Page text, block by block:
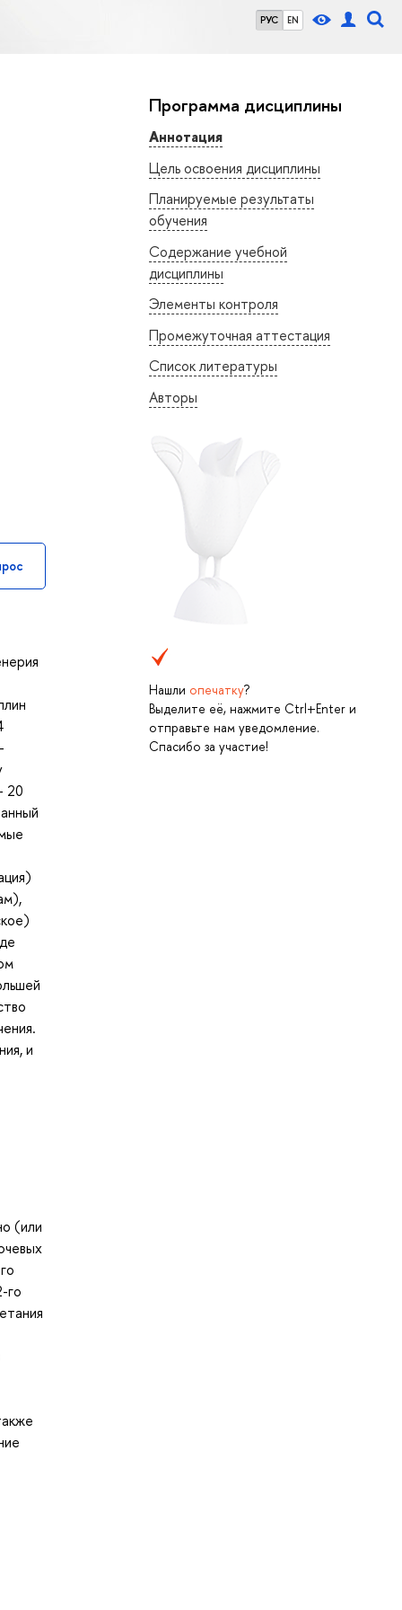
РУС EN
Программа дисциплины
Аннотация
Цель освоения дисциплины
Планируемые результаты
обучения
Содержание учебной
дисциплины
Элементы контроля
Промежуточная аттестация
Список литературы
Авторы
Нашли опечатку?
Выделите её, нажмите Ctrl+Enter и
отправьте нам уведомление.
Спасибо за участие!
20
и
(или
го